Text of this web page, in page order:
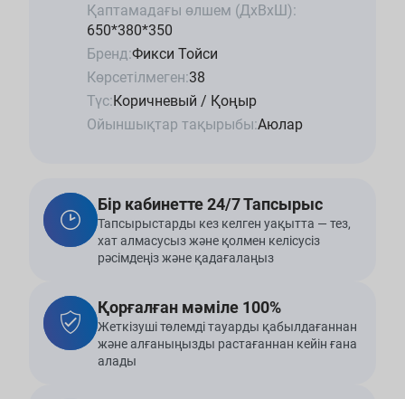
Қаптамадағы өлшем (ДхВхШ):
650*380*350
Бренд:Фикси Тойси
Көрсетілмеген:38
Түс:Коричневый / Қоңыр
Ойыншықтар тақырыбы:Аюлар
Бір кабинетте 24/7 Тапсырыс
Тапсырыстарды кез келген уақытта — тез,
хат алмасусыз және қолмен келісусіз
рәсімдеңіз және қадағалаңыз
Қорғалған мәміле 100%
Жеткізуші төлемді тауарды қабылдағаннан
және алғаныңызды растағаннан кейін ғана
алады